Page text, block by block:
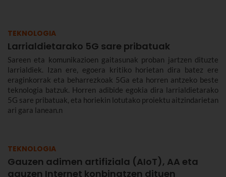
TEKNOLOGIA
Larrialdietarako 5G sare pribatuak
Sareen eta komunikazioen gaitasunak proban jartzen dituzte
larrialdiek. Izan ere, egoera kritiko horietan dira batez ere
eraginkorrak eta beharrezkoak 5Ga eta horren antzeko beste
teknologia batzuk. Horren adibide egokia dira larrialdietarako
5G sare pribatuak, eta horiekin lotutako proiektu aitzindarietan
ari gara lanean.n
TEKNOLOGIA
Gauzen adimen artifiziala (AIoT), AA eta
gauzen Internet konbinatzen dituen